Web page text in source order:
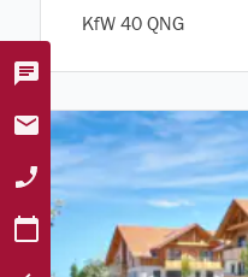
KfW 40 QNG